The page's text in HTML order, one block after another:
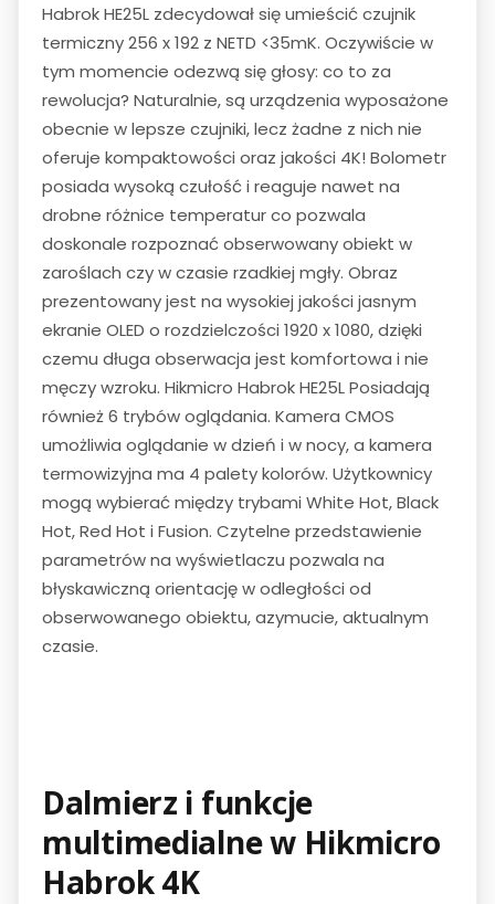
Habrok HE25L zdecydował się umieścić czujnik
termiczny 256 x 192 z NETD <35mK. Oczywiście w
tym momencie odezwą się głosy: co to za
rewolucja? Naturalnie, są urządzenia wyposażone
obecnie w lepsze czujniki, lecz żadne z nich nie
oferuje kompaktowości oraz jakości 4K! Bolometr
posiada wysoką czułość i reaguje nawet na
drobne różnice temperatur co pozwala
doskonale rozpoznać obserwowany obiekt w
zaroślach czy w czasie rzadkiej mgły. Obraz
prezentowany jest na wysokiej jakości jasnym
ekranie OLED o rozdzielczości 1920 x 1080, dzięki
czemu długa obserwacja jest komfortowa i nie
męczy wzroku. Hikmicro Habrok HE25L Posiadają
również 6 trybów oglądania. Kamera CMOS
umożliwia oglądanie w dzień i w nocy, a kamera
termowizyjna ma 4 palety kolorów. Użytkownicy
mogą wybierać między trybami White Hot, Black
Hot, Red Hot i Fusion. Czytelne przedstawienie
parametrów na wyświetlaczu pozwala na
błyskawiczną orientację w odległości od
obserwowanego obiektu, azymucie, aktualnym
czasie.
Dalmierz i funkcje
multimedialne w Hikmicro
Habrok 4K